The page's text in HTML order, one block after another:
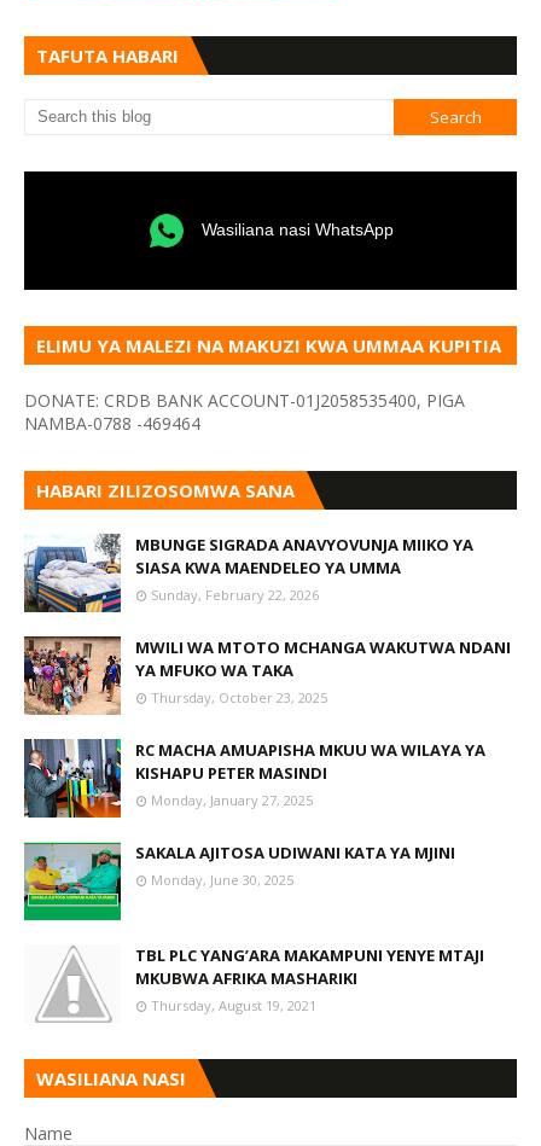
TAFUTA HABARI
Wasiliana nasi WhatsApp
ELIMU YA MALEZI NA MAKUZI KWA UMMAA KUPITIA
DONATE: CRDB BANK ACCOUNT-01J2058535400, PIGA
NAMBA-0788 -469464
HABARI ZILIZOSOMWA SANA
MBUNGE SIGRADA ANAVYOVUNJA MIIKO YA
SIASA KWA MAENDELEO YA UMMA
Sunday, February 22, 2026
MWILI WA MTOTO MCHANGA WAKUTWA NDANI
YA MFUKO WA TAKA
Thursday, October 23, 2025
RC MACHA AMUAPISHA MKUU WA WILAYA YA
KISHAPU PETER MASINDI
Monday, January 27, 2025
SAKALA AJITOSA UDIWANI KATA YA MJINI
Monday, June 30, 2025
TBL PLC YANG’ARA MAKAMPUNI YENYE MTAJI
MKUBWA AFRIKA MASHARIKI
Thursday, August 19, 2021
WASILIANA NASI
Name